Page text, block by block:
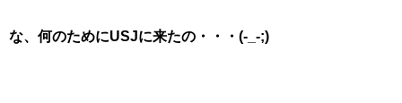
な、何のためにUSJに来たの・・・(-_-;)